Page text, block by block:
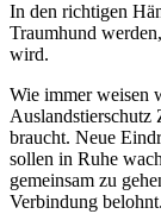
In den richtigen
Traumhund
wird.
Wie immer weisen
Auslandstierschutz
braucht. Neue
sollen in Ruhe
gemeinsam zu
Verbindung belohnt.